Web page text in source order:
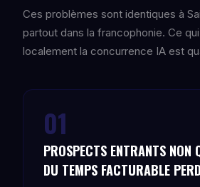
Ces problèmes sont identiques à
partout dans la francophonie. Ce
localement la concurrence IA est
01
PROSPECTS ENTRANTS
DU TEMPS FACTURABLE